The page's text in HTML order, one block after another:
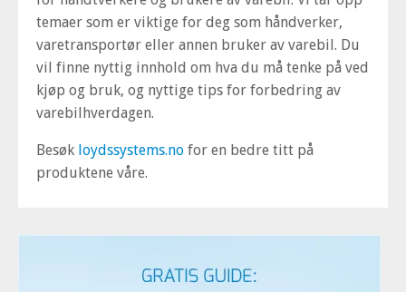
temaer som er viktige for deg som håndverker,
varetransportør eller annen bruker av varebil. Du
vil finne nyttig innhold om hva du må tenke på ved
kjøp og bruk, og nyttige tips for forbedring av
varebilhverdagen.
Besøk loydssystems.no for en bedre titt på
produktene våre.